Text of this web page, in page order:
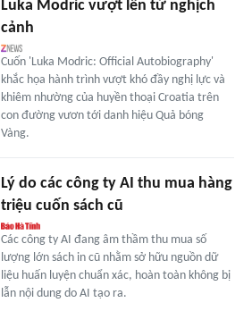
Luka Modric vượt lên từ nghịch
cảnh
Cuốn 'Luka Modric: Official Autobiography'
khắc họa hành trình vượt khó đầy nghị lực và
khiêm nhường của huyền thoại Croatia trên
con đường vươn tới danh hiệu Quả bóng
Vàng.
Lý do các công ty AI thu mua hàng
triệu cuốn sách cũ
Các công ty AI đang âm thầm thu mua số
lượng lớn sách in cũ nhằm sở hữu nguồn dữ
liệu huấn luyện chuẩn xác, hoàn toàn không bị
lẫn nội dung do AI tạo ra.